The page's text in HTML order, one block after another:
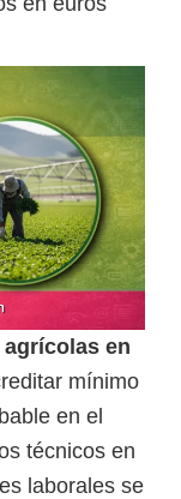
en
mínimo
en el
técnicos en
laborales se